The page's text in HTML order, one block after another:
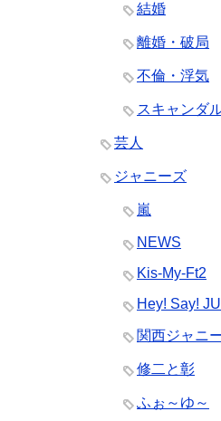
結婚
離婚・破局
不倫・浮気
スキャンダ
芸人
ジャニーズ
嵐
NEWS
Kis-My-Ft2
Hey! Say!
関西ジャニ
修二と彰
ふぉ～ゆ～